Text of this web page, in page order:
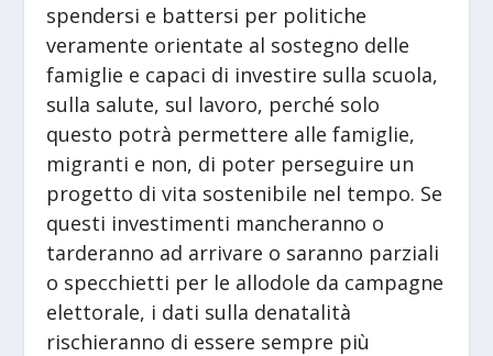
spendersi e battersi per politiche
veramente orientate al sostegno delle
famiglie e capaci di investire sulla scuola,
sulla salute, sul lavoro, perché solo
questo potrà permettere alle famiglie,
migranti e non, di poter perseguire un
progetto di vita sostenibile nel tempo. Se
questi investimenti mancheranno o
tarderanno ad arrivare o saranno parziali
o specchietti per le allodole da campagne
elettorale, i dati sulla denatalità
rischieranno di essere sempre più